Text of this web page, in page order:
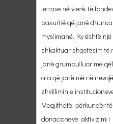
letrave në vlerë, të
pasuritë që janë
myslimanë. Ky është
shkaktuar shqetësim të
janë grumbulluar me
ata që janë më në
zhvillimin e
Megjithatë, përkundër
donacioneve, aktivizimi